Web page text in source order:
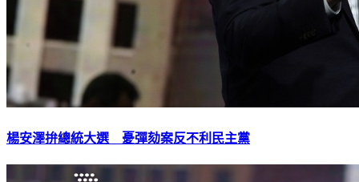
楊安澤拚總統大選 憂彈劾案反不利民主黨